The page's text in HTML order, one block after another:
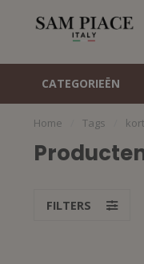
CATEGORIEËN
Italiaans design
Home Tags
FILTERS